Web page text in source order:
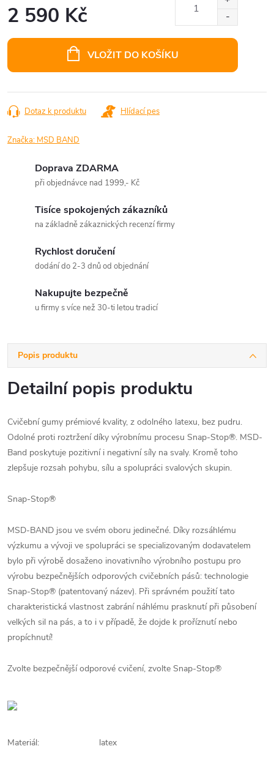
2 590 Kč
VLOŽIT DO KOŠÍKU
Dotaz k produktu Hlídací pes
Značka: MSD BAND
Doprava ZDARMA
při objednávce nad 1999,- Kč
Tisíce spokojených zákazníků
na základně zákaznických recenzí firmy
Rychlost doručení
dodání do 2-3 dnů od objednání
Nakupujte bezpečně
u firmy s více než 30-ti letou tradicí
Popis produktu
Detailní popis produktu
Cvičební gumy prémiové kvality, z odolného latexu, bez pudru.
Odolné proti roztržení díky výrobnímu procesu Snap-Stop®. MSD-
Band poskytuje pozitivní i negativní síly na svaly. Kromě toho
zlepšuje rozsah pohybu, sílu a spolupráci svalových skupin.
Snap-Stop®
MSD-BAND jsou ve svém oboru jedinečné. Díky rozsáhlému
výzkumu a vývoji ve spolupráci se specializovaným dodavatelem
bylo při výrobě dosaženo inovativního výrobního postupu pro
výrobu bezpečnějších odporových cvičebních pásů: technologie
Snap-Stop® (patentovaný název). Při správném použití tato
charakteristická vlastnost zabrání náhlému prasknutí při působení
velkých sil na pás, a to i v případě, že dojde k proříznutí nebo
propíchnutí!
Zvolte bezpečnější odporové cvičení, zvolte Snap-Stop®
Materiál: latex